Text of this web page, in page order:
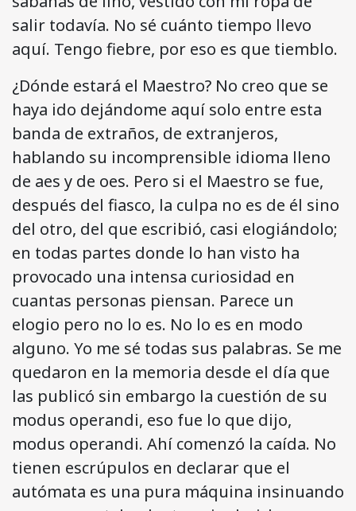
salir todavía. No sé cuánto tiempo llevo
aquí. Tengo fiebre, por eso es que tiemblo.
¿Dónde estará el Maestro? No creo que se
haya ido dejándome aquí solo entre esta
banda de extraños, de extranjeros,
hablando su incomprensible idioma lleno
de aes y de oes. Pero si el Maestro se fue,
después del fiasco, la culpa no es de él sino
del otro, del que escribió, casi elogiándolo;
en todas partes donde lo han visto ha
provocado una intensa curiosidad en
cuantas personas piensan. Parece un
elogio pero no lo es. No lo es en modo
alguno. Yo me sé todas sus palabras. Se me
quedaron en la memoria desde el día que
las publicó sin embargo la cuestión de su
modus operandi, eso fue lo que dijo,
modus operandi. Ahí comenzó la caída. No
tienen escrúpulos en declarar que el
autómata es una pura máquina insinuando